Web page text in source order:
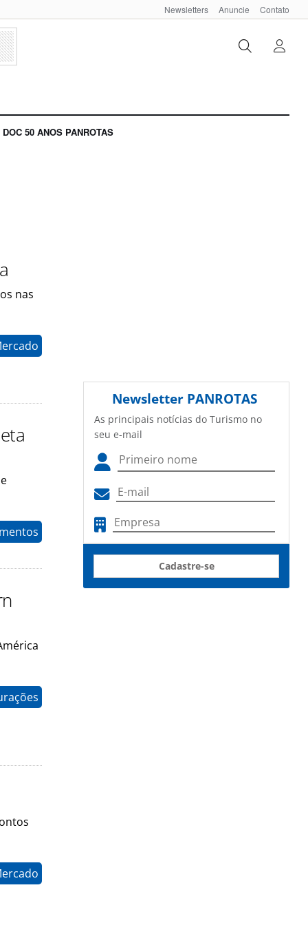
Newsletters Anuncie Contato
DOC 50 ANOS PANROTAS
nas
Newsletter PANROTAS
As principais notícias do Turismo no
seu e-mail
Cadastre-se